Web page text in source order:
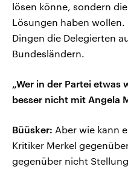
lösen könne, sondern
Lösungen haben wollen.
Dingen die Delegierten
Bundesländern.
„Wer in der Partei etwas
besser nicht mit Angela
Büüsker: Aber wie kann
Kritiker Merkel
gegenüber nicht